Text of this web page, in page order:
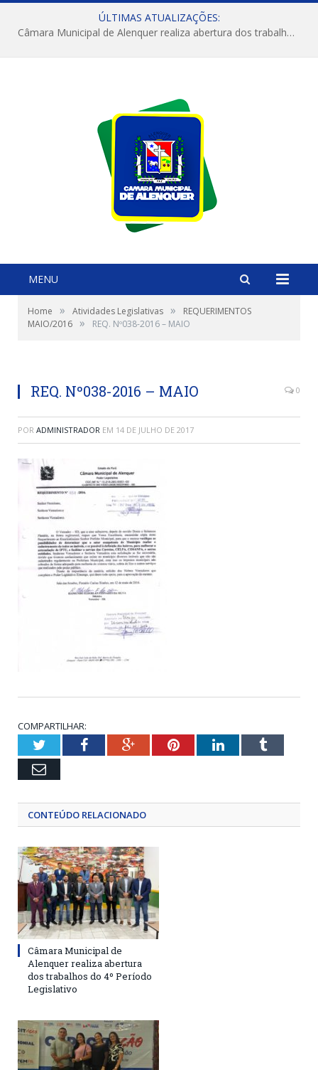
ÚLTIMAS ATUALIZAÇÕES:
Câmara Municipal de Alenquer realiza abertura dos trabalhos do 4º Período Legislativo
MENU
Home » Atividades Legislativas »
REQUERIMENTOS
MAIO/2016 » REQ. Nº038-2016 – MAIO
REQ. Nº038-2016 – MAIO 0
POR ADMINISTRADOR EM 14 DE JULHO DE 2017
COMPARTILHAR:
TwitterFacebookGoogle+PinterestLinkedInTumblr
Email
CONTEÚDO RELACIONADO
Câmara Municipal de
Alenquer realiza abertura
dos trabalhos do 4º Período
Legislativo